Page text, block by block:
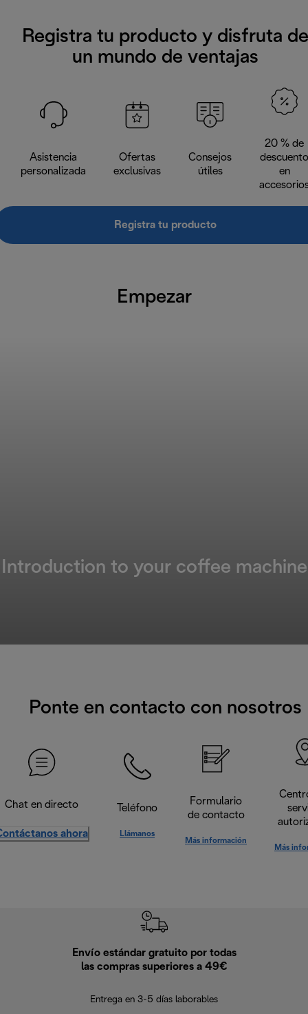
Registra tu producto y disfruta de
un mundo de ventajas
Asistencia
personalizada
Ofertas
exclusivas
Consejos
útiles
20 % de
descuento
en
Registra tu producto
Empezar
Introduction to your coffee machine
Ponte en contacto con nosotros
Chat en directo
ahora
Teléfono
Llámanos
Formulario
de contacto
Más información
Más
Envío estándar gratuito por todas
las compras superiores a 49€
Entrega en 3-5 días laborables